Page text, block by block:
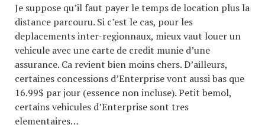
Je suppose qu’il faut payer le temps de location plus la
distance parcouru. Si c’est le cas, pour les
deplacements inter-regionnaux, mieux vaut louer un
vehicule avec une carte de credit munie d’une
assurance. Ca revient bien moins chers. D’ailleurs,
certaines concessions d’Enterprise vont aussi bas que
16.99$ par jour (essence non incluse). Petit bemol,
certains vehicules d’Enterprise sont tres
elementaires…